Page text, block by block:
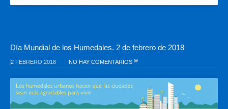
Día Mundial de los Humedales. 2 de febrero de 2018
2 FEBRERO 2018 NO HAY COMENTARIOS